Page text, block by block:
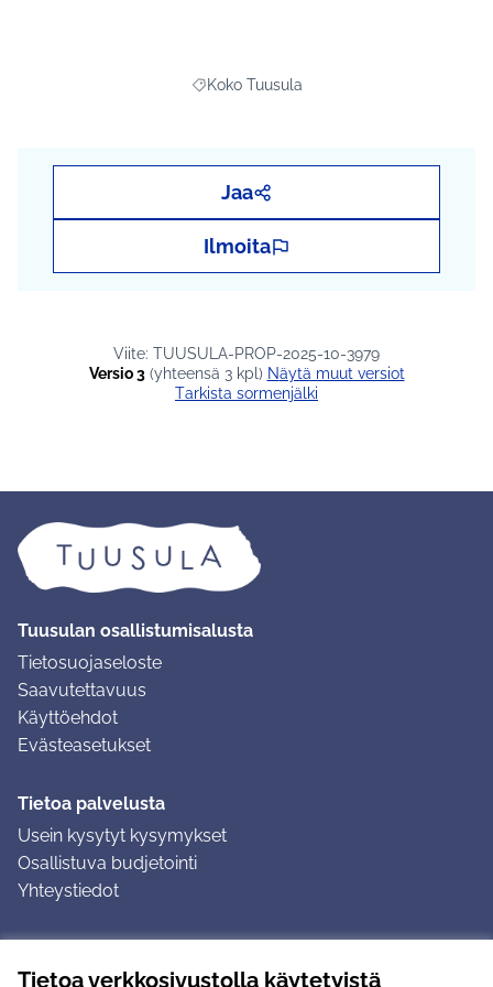
Tietoa verkkosivustolla käytetyistä
Rajaa tulokset teeman mukaan: Koko
Koko Tuusula
Jaa
Ilmoita
Viite: TUUSULA-PROP-2025-10-3979
Versio 3(yhteensä 3 kpl)
näytä muut versiot
Tarkista sormenjälki
Tuusulan osallistumisalusta
Tietosuojaseloste
Saavutettavuus
Käyttöehdot
Evästeasetukset
Tietoa palvelusta
Usein kysytyt kysymykset
Osallistuva budjetointi
Yhteystiedot